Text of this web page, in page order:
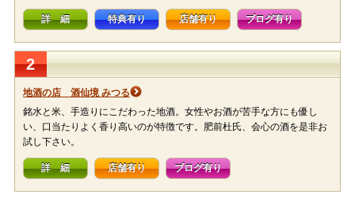
詳 細 特典有り 店舗有り ブログ有り
2
地酒の店 酒仙境 みつる
銘水と米、手造りにこだわった地酒。女性やお酒が苦手な方にも優し
い、口当たりよく香り高いのが特徴です。肥前杜氏、会心の酒を是非お
試し下さい。
詳 細 店舗有り ブログ有り